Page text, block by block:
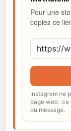
Pour une
copiez ce
Instagram ne
page web :
ou message.